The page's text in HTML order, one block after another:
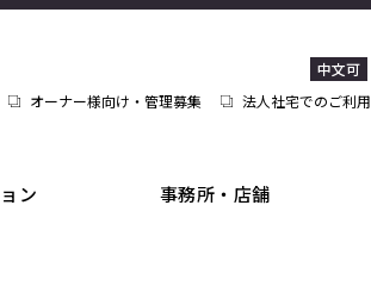
中文可
オーナー様向け・管理募集 法人社宅でのご利用
ン 事務所・店舗